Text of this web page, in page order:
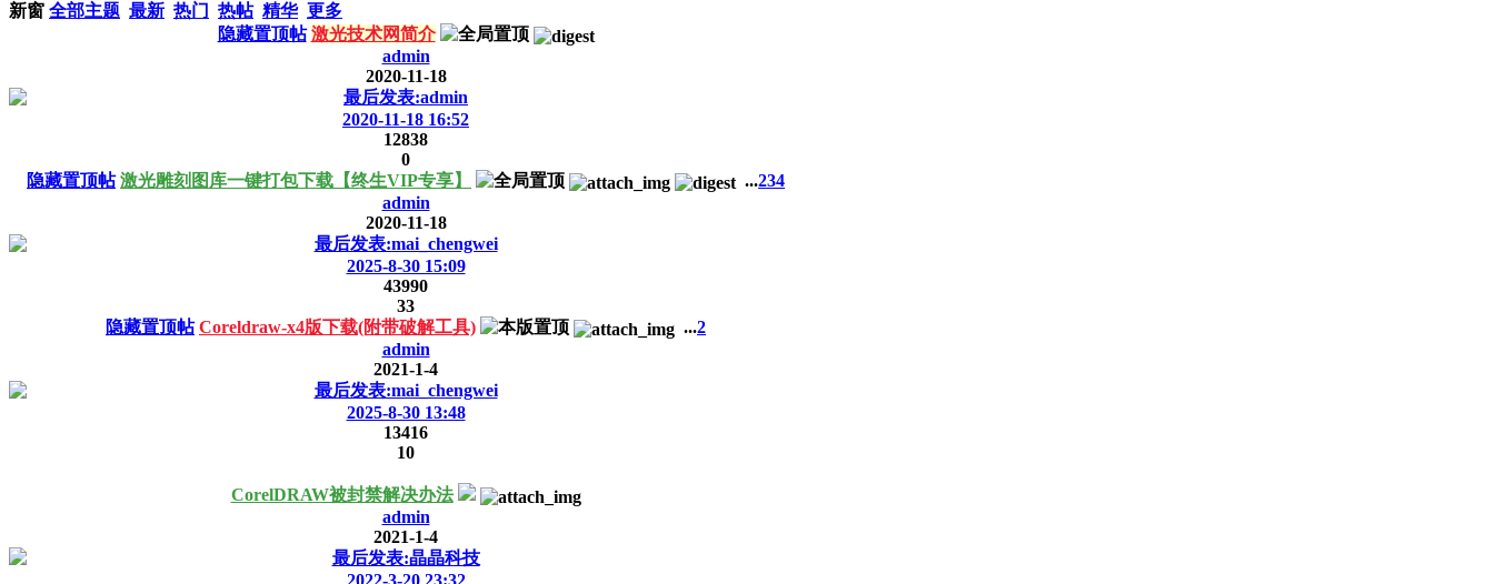
新窗 全部主题 最新 热门 热帖 精华 更多
隐藏置顶帖 激光技术网简介
admin
2020-11-18
最后发表:admin
2020-11-18 16:52
12838
0
隐藏置顶帖 激光雕刻图库一键打包下载【终生VIP专享】 ...234
admin
2020-11-18
最后发表:mai_chengwei
2025-8-30 15:09
43990
33
隐藏置顶帖 Coreldraw-x4版下载(附带破解工具) ...2
admin
2021-1-4
最后发表:mai_chengwei
2025-8-30 13:48
13416
10
CorelDRAW被封禁解决办法
admin
2021-1-4
最后发表:晶晶科技